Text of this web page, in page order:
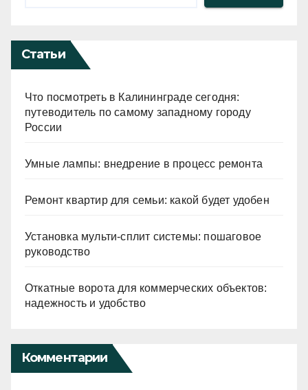
Статьи
Что посмотреть в Калининграде сегодня:
путеводитель по самому западному городу
России
Умные лампы: внедрение в процесс ремонта
Ремонт квартир для семьи: какой будет удобен
Установка мульти-сплит системы: пошаговое
руководство
Откатные ворота для коммерческих объектов:
надежность и удобство
Комментарии